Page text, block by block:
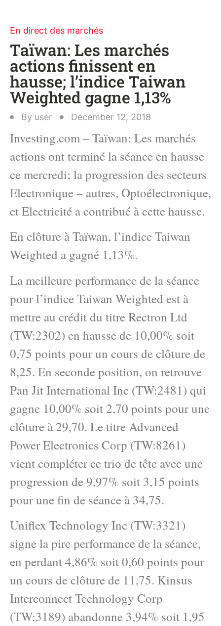
En direct des marchés
Taïwan: Les marchés
actions finissent en
hausse; l’indice Taiwan
Weighted gagne 1,13%
By user December 12, 2018
Investing.com – Taïwan: Les marchés
actions ont terminé la séance en hausse
ce mercredi; la progression des secteurs
Electronique – autres, Optoélectronique,
et Electricité a contribué à cette hausse.
En clôture à Taïwan, l’indice Taiwan
Weighted a gagné 1,13%.
La meilleure performance de la séance
pour l’indice Taiwan Weighted est à
mettre au crédit du titre Rectron Ltd
(TW:2302) en hausse de 10,00% soit
0,75 points pour un cours de clôture de
8,25. En seconde position, on retrouve
Pan Jit International Inc (TW:2481) qui
gagne 10,00% soit 2,70 points pour une
clôture à 29,70. Le titre Advanced
Power Electronics Corp (TW:8261)
vient compléter ce trio de tête avec une
progression de 9,97% soit 3,15 points
pour une fin de séance à 34,75.
Uniflex Technology Inc (TW:3321)
signe la pire performance de la séance,
en perdant 4,86% soit 0,60 points pour
un cours de clôture de 11,75. Kinsus
Interconnect Technology Corp
(TW:3189) abandonne 3,94% soit 1,95